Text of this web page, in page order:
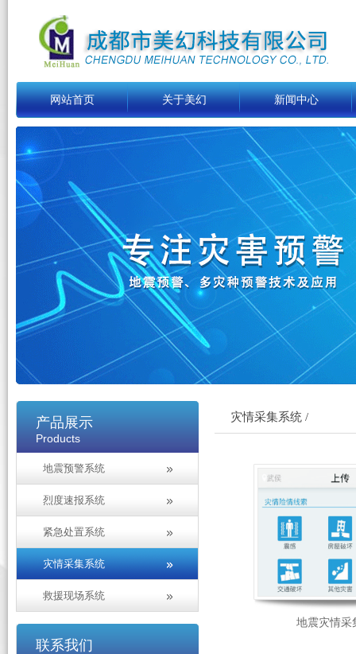
网站首页 关于美幻 新闻中心
产品展示
Products
地震预警系统
烈度速报系统
紧急处置系统
灾情采集系统
救援现场系统
联系我们
灾情采集系统 /
地震灾情采